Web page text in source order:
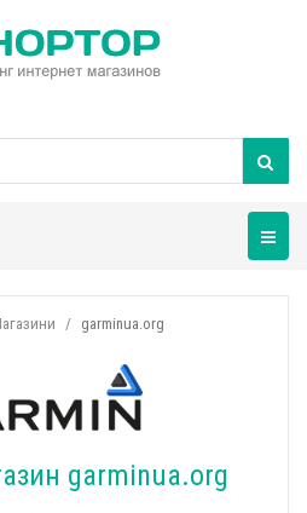
garminua.org
garminua.org